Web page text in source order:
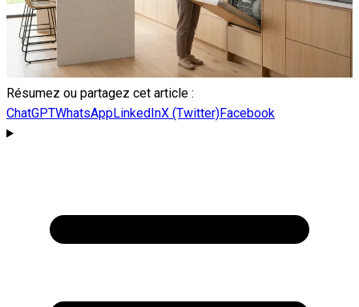
Résumez ou partagez cet article :
ChatGPTWhatsAppLinkedInX (Twitter)Facebook